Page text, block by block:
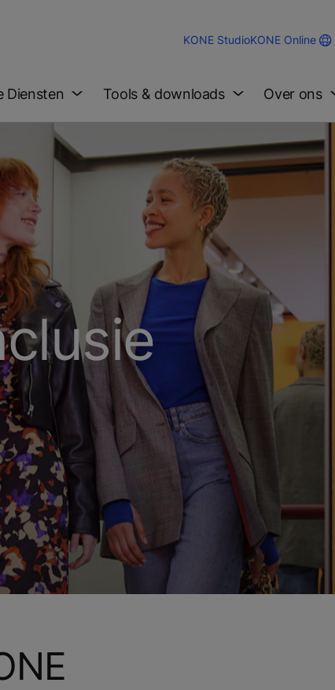
KONE StudioKONE Online
Diensten Tools & downloads Over ons